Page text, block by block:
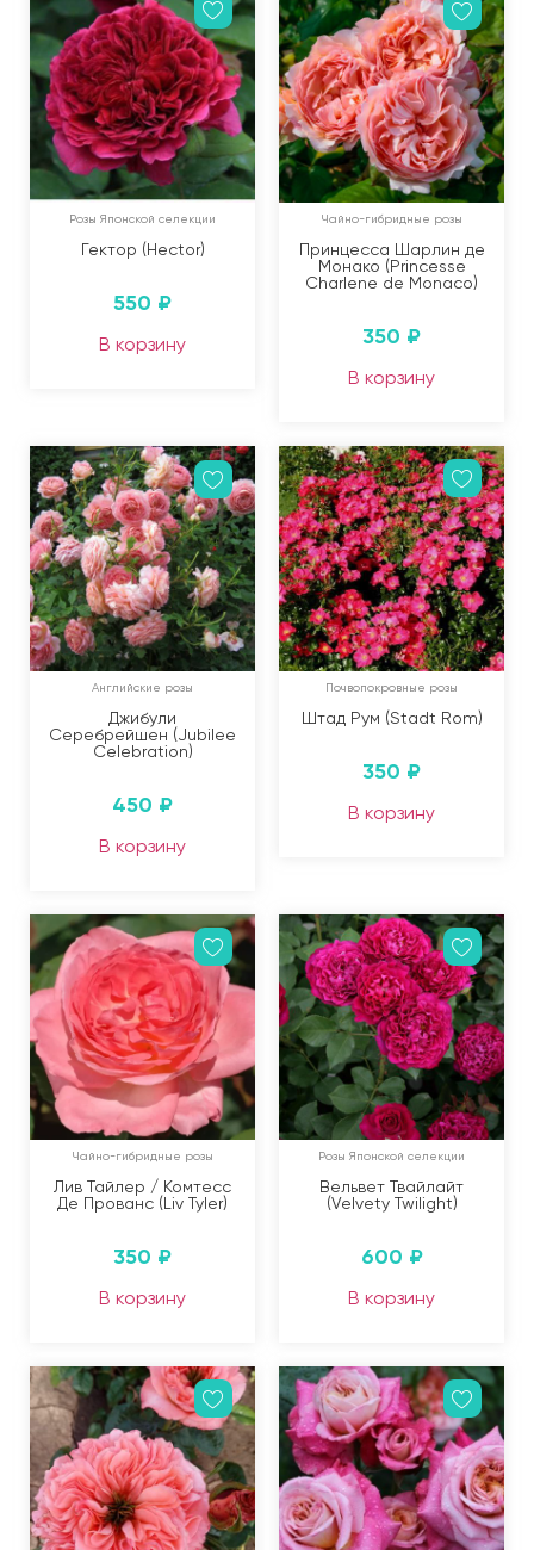
Розы Японской селекции
Гектор (Hector)
550 ₽
В корзину
Чайно-гибридные розы
Принцесса Шарлин де
Монако (Princesse
Charlene de Monaco)
350 ₽
В корзину
Английские розы
Джибули
Серебрейшен (Jubilee
Celebration)
450 ₽
В корзину
Почвопокровные розы
Штад Рум (Stadt Rom)
350 ₽
В корзину
Чайно-гибридные розы
Лив Тайлер / Комтесс
Де Прованс (Liv Tyler)
350 ₽
В корзину
Розы Японской селекции
Вельвет Твайлайт
(Velvety Twilight)
600 ₽
В корзину